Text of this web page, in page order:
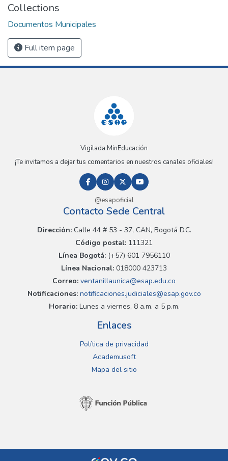
Collections
Documentos Municipales
Full item page
Vigilada MinEducación
¡Te invitamos a dejar tus comentarios en nuestros canales oficiales!
@esapoficial
Contacto Sede Central
Dirección:Calle 44 # 53 - 37, CAN, Bogotá D.C.
Código postal: 111321
Línea Bogotá:(+57) 601 7956110
Línea Nacional: 018000 423713
Correo: ventanillaunica@esap.edu.co
Notificaciones:notificaciones.judiciales@esap.gov.co
Horario:Lunes a viernes, 8 a.m. a 5 p.m.
Enlaces
Política de privacidad
Academusoft
Mapa del sitio